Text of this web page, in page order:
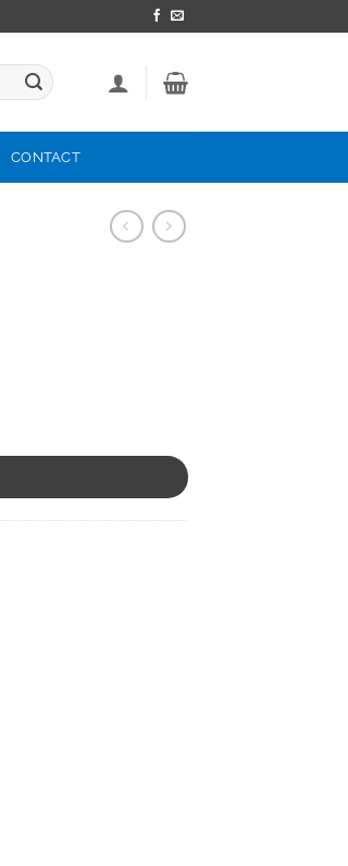
CONTACT